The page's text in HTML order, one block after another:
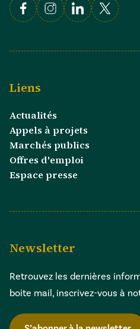
FacebookInstagramLinkedin
X
Liens
Actualités
Appels à projets
Marchés publics
Offres d'emploi
Espace presse
Newsletter
Retrouvez les dernières
boite mail, inscrivez-vous à